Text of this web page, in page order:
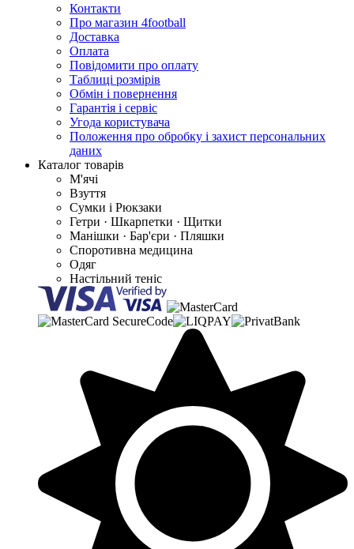
Контакти
Про магазин 4football
Доставка
Оплата
Повідомити про оплату
Таблиці розмірів
Обмін і повернення
Гарантія і сервіс
Угода користувача
Положення про обробку і захист персональних
даних
Каталог товарів
М'ячі
Взуття
Сумки і Рюкзаки
Гетри · Шкарпетки · Щитки
Манішки · Бар'єри · Пляшки
Споротивна медицина
Одяг
Настільний теніс